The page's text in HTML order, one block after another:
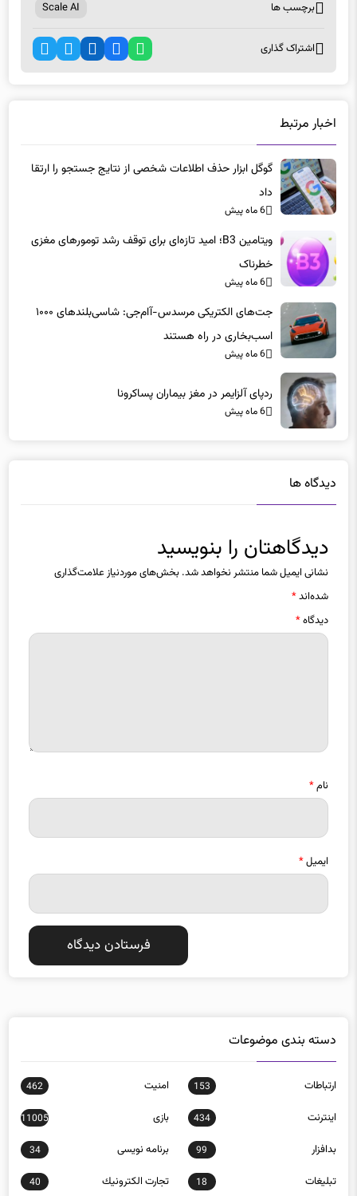
برچسب ها Scale AI
اشتراک گذاری
اخبار مرتبط
گوگل ابزار حذف اطلاعات شخصی از نتایج جستجو را ارتقا
داد
6 ماه پیش
ویتامین B3؛ امید تازه‌ای برای توقف رشد تومورهای مغزی
خطرناک
6 ماه پیش
جت‌های الکتریکی مرسدس-آام‌جی: شاسی‌بلندهای ۱۰۰۰
اسب‌بخاری در راه هستند
6 ماه پیش
ردپای آلزایمر در مغز بیماران پساکرونا
6 ماه پیش
دیدگاه ها
دیدگاهتان را بنویسید
نشانی ایمیل شما منتشر نخواهد شد. بخش‌های موردنیاز علامت‌گذاری
شده‌اند*
دیدگاه*
نام*
ایمیل*
دسته بندی موضوعات
ارتباطات 153 امنيت 462
اينترنت 434 بازی 11005
بدافزار 99 برنامه نويسی 34
تبلیغات 18 تجارت الكترونيك 40